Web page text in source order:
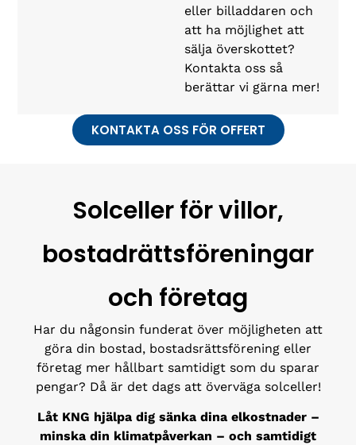
eller billaddaren och
att ha möjlighet att
sälja överskottet?
Kontakta oss så
berättar vi gärna mer!
KONTAKTA OSS FÖR OFFERT
Solceller för villor,
bostadrättsföreningar
och företag
Har du någonsin funderat över möjligheten att
göra din bostad, bostadsrättsförening eller
företag mer hållbart samtidigt som du sparar
pengar? Då är det dags att överväga solceller!
Låt KNG hjälpa dig sänka dina elkostnader –
minska din klimatpåverkan – och samtidigt